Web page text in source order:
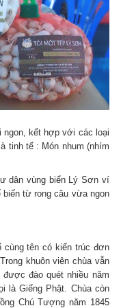
ngon, kết hợp với các loại
tinh tế : Món nhum (nhím
dân vùng biển Lý Sơn ví
biến từ rong câu vừa ngon
cùng tên có kiến trúc đơn
khuôn viên chùa vẫn
đào quét nhiều năm
là Giếng Phật. Chùa còn
Chú Tượng năm 1845